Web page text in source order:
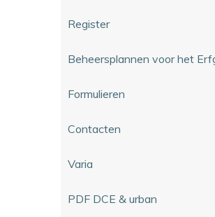
Register
Beheersplannen voor het
Formulieren
Contacten
Varia
PDF DCE & urban